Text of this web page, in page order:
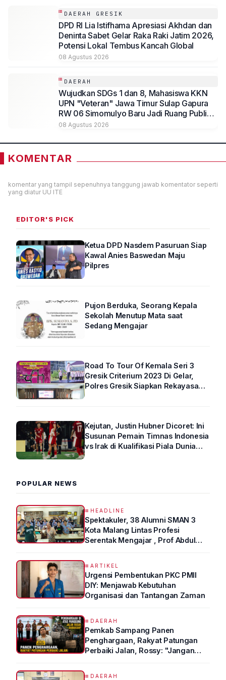
DAERAH GRESIK
DPD RI Lia Istifhama Apresiasi Akhdan dan
Deninta Sabet Gelar Raka Raki Jatim 2026,
Potensi Lokal Tembus Kancah Global
08 Agustus 2026
DAERAH
Wujudkan SDGs 1 dan 8, Mahasiswa KKN
UPN "Veteran" Jawa Timur Sulap Gapura
RW 06 Simomulyo Baru Jadi Ruang Publik
Bernilai Ekonomi
08 Agustus 2026
KOMENTAR
komentar yang tampil sepenuhnya tanggung jawab komentator seperti
yang diatur UU ITE
EDITOR'S PICK
Ketua DPD Nasdem Pasuruan Siap
Kawal Anies Baswedan Maju
Pilpres
Pujon Berduka, Seorang Kepala
Sekolah Menutup Mata saat
Sedang Mengajar
Road To Tour Of Kemala Seri 3
Gresik Criterium 2023 Di Gelar,
Polres Gresik Siapkan Rekayasa
Kejutan, Justin Hubner Dicoret: Ini
Susunan Pemain Timnas Indonesia
vs Irak di Kualifikasi Piala Dunia
POPULAR NEWS
HEADLINE
Spektakuler, 38 Alumni SMAN 3
Kota Malang Lintas Profesi
Serentak Mengajar , Prof Abdul
ARTIKEL
Urgensi Pembentukan PKC PMII
DIY: Menjawab Kebutuhan
Organisasi dan Tantangan Zaman
DAERAH
Pemkab Sampang Panen
Penghargaan, Rakyat Patungan
Perbaiki Jalan, Rossy: "Jangan
DAERAH